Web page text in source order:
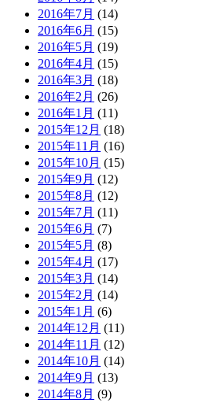
2016年7月 (14)
2016年6月 (15)
2016年5月 (19)
2016年4月 (15)
2016年3月 (18)
2016年2月 (26)
2016年1月 (11)
2015年12月 (18)
2015年11月 (16)
2015年10月 (15)
2015年9月 (12)
2015年8月 (12)
2015年7月 (11)
2015年6月 (7)
2015年5月 (8)
2015年4月 (17)
2015年3月 (14)
2015年2月 (14)
2015年1月 (6)
2014年12月 (11)
2014年11月 (12)
2014年10月 (14)
2014年9月 (13)
2014年8月 (9)